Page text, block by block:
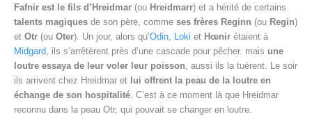
Fafnir est le fils d’Hreidmar (ou Hreidmarr) et a hérité de certains
talents magiques de son père, comme ses frères Reginn (ou Regin)
et Otr (ou Oter). Un jour, alors qu’Odin, Loki et Hœnir étaient à
Midgard, ils s’arrêtèrent près d’une cascade pour pêcher. mais une
loutre essaya de leur voler leur poisson, aussi ils la tuèrent. Le soir
ils arrivent chez Hreidmar et lui offrent la peau de la loutre en
échange de son hospitalité. C’est à ce moment là que Hreidmar
reconnu dans la peau Otr, qui pouvait se changer en loutre.